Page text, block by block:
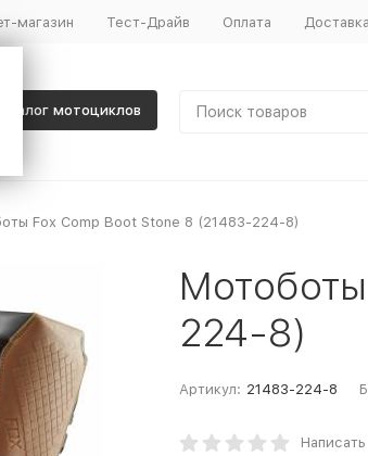
магазин Тест-Драйв Оплата Доставка
Каталог мотоциклов
Fox Comp Boot Stone 8 (21483-224-8)
224-8)
Артикул: 21483-224-8